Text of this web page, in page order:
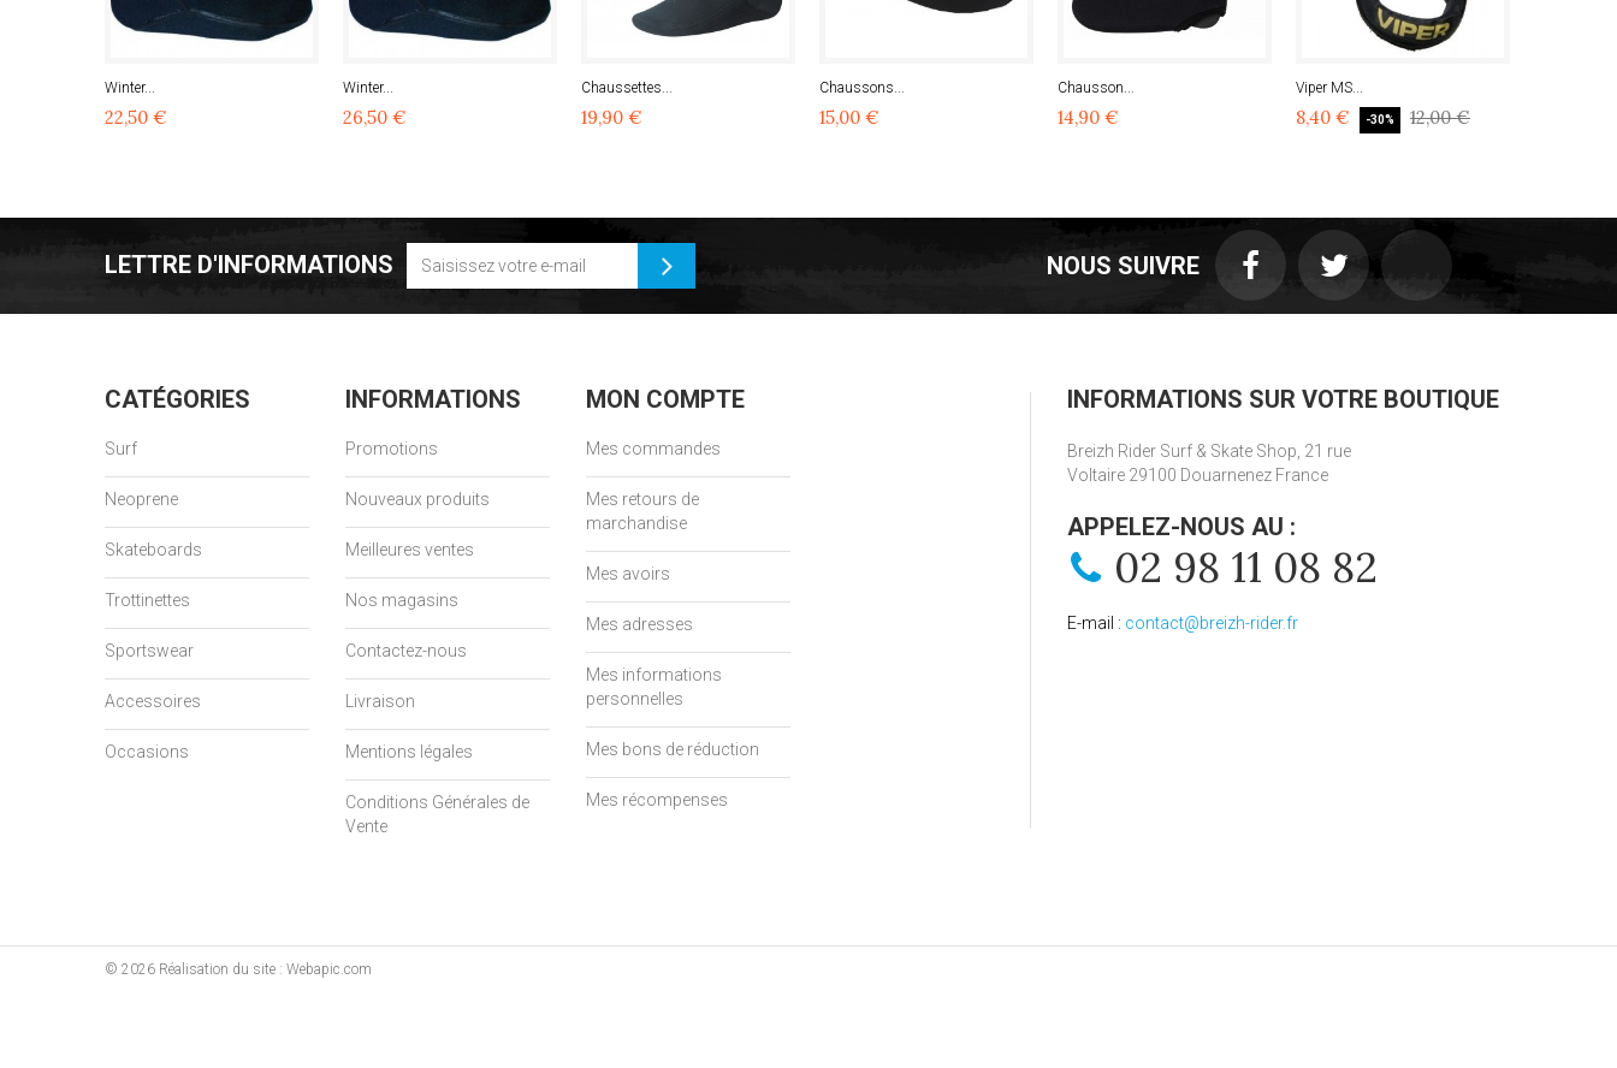
Winter...
22,50 €
Winter...
26,50 €
Chaussettes...
19,90 €
Chaussons...
15,00 €
Chausson...
14,90 €
Viper MS...
8,40 € -30% 12,00 €
LETTRE D'INFORMATIONS NOUS SUIVRE
CATÉGORIES
Surf
Neoprene
Skateboards
Trottinettes
Sportswear
Accessoires
Occasions
INFORMATIONS
Promotions
Nouveaux produits
Meilleures ventes
Nos magasins
Contactez-nous
Livraison
Mentions légales
Conditions Générales de
Vente
© 2026 Réalisation du site : Webapic.com
MON COMPTE
Mes commandes
Mes retours de
marchandise
Mes avoirs
Mes adresses
Mes informations
personnelles
Mes bons de réduction
Mes récompenses
INFORMATIONS SUR VOTRE BOUTIQUE
Breizh Rider Surf & Skate Shop, 21 rue
Voltaire 29100 Douarnenez France
APPELEZ-NOUS AU :
02 98 11 08 82
E-mail : contact@breizh-rider.fr